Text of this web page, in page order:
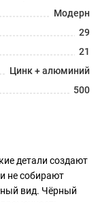
Модерн
29
21
Цинк + алюминий
500
детали создают
не собирают
вид. Чёрный